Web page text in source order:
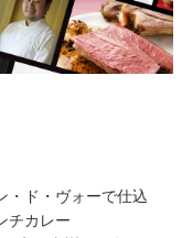
・ド・ヴォーで仕込
チカレー